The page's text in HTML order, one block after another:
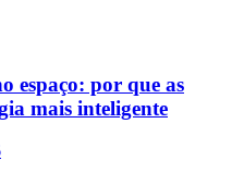
espaço: por que as
mais inteligente